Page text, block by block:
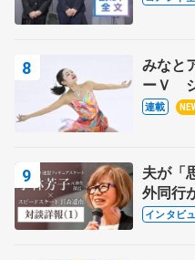
みなと
ーＶ
田麻央
連載
夫が「
外同行
クでは
インタビ